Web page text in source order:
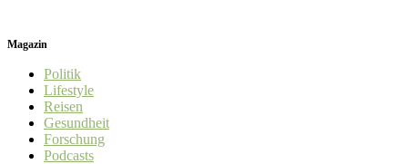
Magazin
Politik
Lifestyle
Reisen
Gesundheit
Forschung
Podcasts